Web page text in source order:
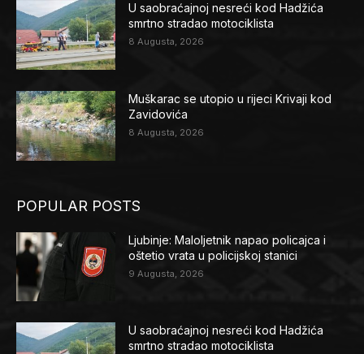
U saobraćajnoj nesreći kod Hadžića
smrtno stradao motociklista
8 Augusta, 2026
Muškarac se utopio u rijeci Krivaji kod
Zavidovića
8 Augusta, 2026
POPULAR POSTS
Ljubinje: Maloljetnik napao policajca i
oštetio vrata u policijskoj stanici
9 Augusta, 2026
U saobraćajnoj nesreći kod Hadžića
smrtno stradao motociklista